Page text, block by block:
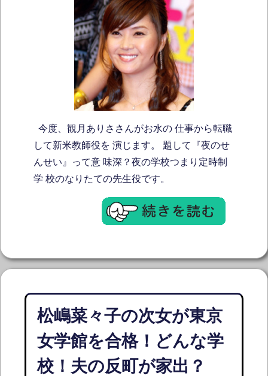
今度、観月ありささんがお水の 仕事から転職
して新米教師役を 演じます。 題して『夜のせ
んせい』って意 味深？夜の学校つまり定時制
学 校のなりたての先生役です。
松嶋菜々子の次女が東京
女学館を合格！どんな学
校！夫の反町が家出？